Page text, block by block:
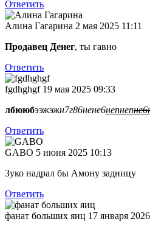
Ответить
Алина Гагарина 2 мая 2025 11:11
Продавец Денег, ты гавно
Ответить
fgdhghgf 19 мая 2025 09:33
лбююбээжэжн7г86нене6непнеп
Ответить
GABO 5 июня 2025 10:13
Зуко надрал бы Амону задницу
Ответить
фанат больших яиц 17 января